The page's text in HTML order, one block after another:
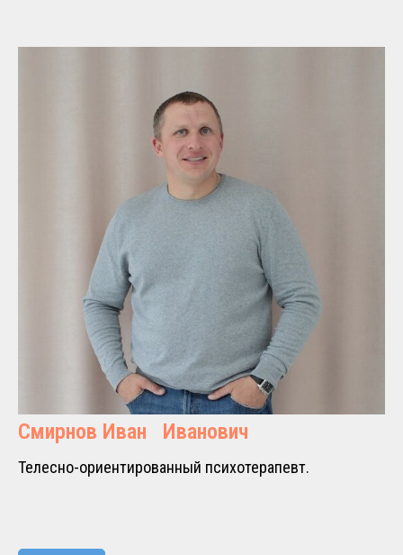
Смирнов Иван Иванович
Телесно-ориентированный психотерапевт.